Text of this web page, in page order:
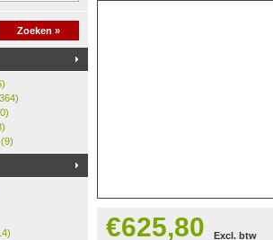
Zoeken »
(9)
€625,80 Excl. btw